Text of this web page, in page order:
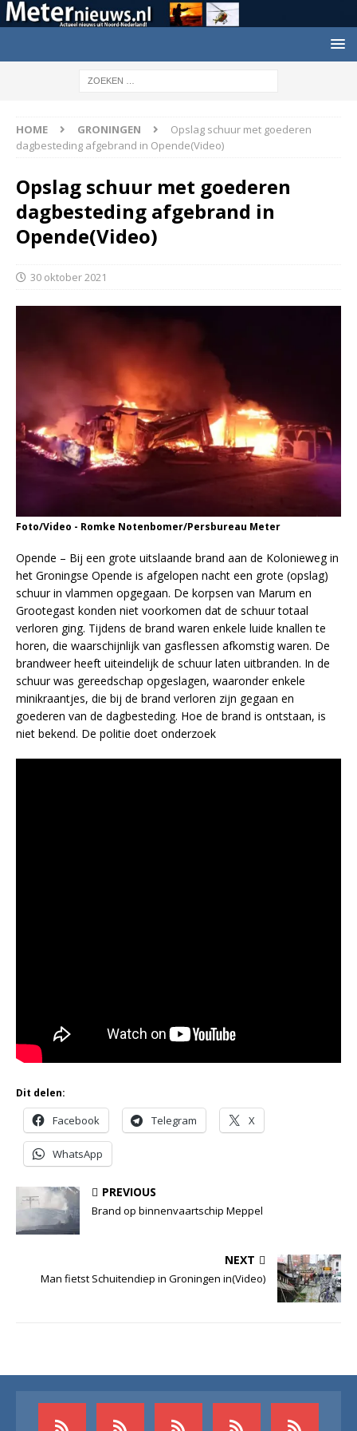
HOME GRONINGEN
Opslag schuur met goederen
dagbesteding afgebrand in Opende(Video)
Opslag schuur met goederen
dagbesteding afgebrand in
Opende(Video)
30 oktober 2021
Foto/Video - Romke Notenbomer/Persbureau Meter
Opende – Bij een grote uitslaande brand aan de Kolonieweg in
het Groningse Opende is afgelopen nacht een grote (opslag)
schuur in vlammen opgegaan. De korpsen van Marum en
Grootegast konden niet voorkomen dat de schuur totaal
verloren ging. Tijdens de brand waren enkele luide knallen te
horen, die waarschijnlijk van gasflessen afkomstig waren. De
brandweer heeft uiteindelijk de schuur laten uitbranden. In de
schuur was gereedschap opgeslagen, waaronder enkele
minikraantjes, die bij de brand verloren zijn gegaan en
goederen van de dagbesteding. Hoe de brand is ontstaan, is
niet bekend. De politie doet onderzoek
Dit delen:
Facebook Telegram X
WhatsApp
PREVIOUS
Brand op binnenvaartschip Meppel
NEXT
Man fietst Schuitendiep in Groningen in(Video)